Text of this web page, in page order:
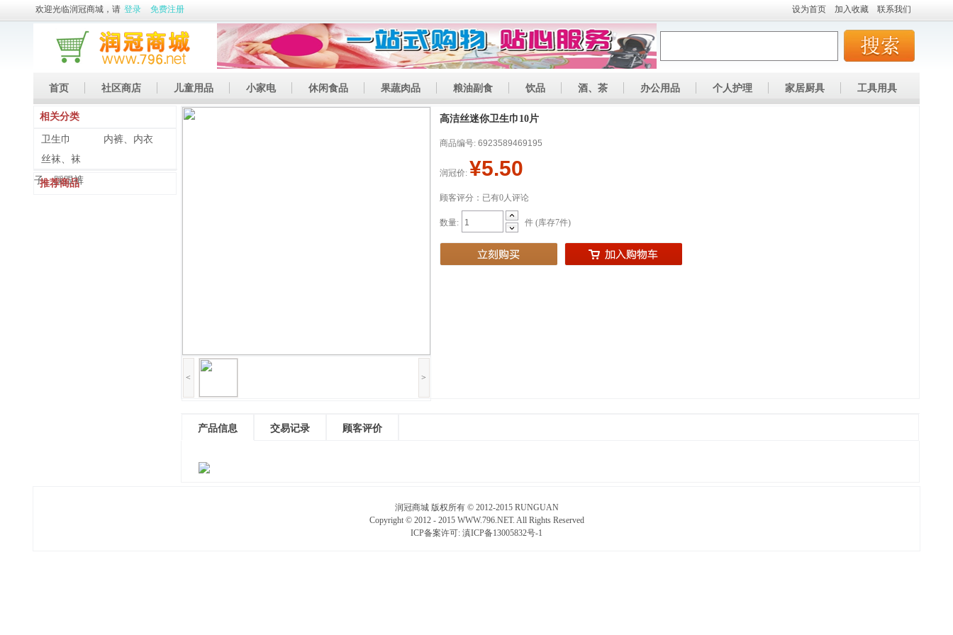
欢迎光临润冠商城，请 登录 免费注册 设为首页 加入收藏 联系我们
首页 社区商店 儿童用品 小家电 休闲食品 果蔬肉品 粮油副食 饮品 酒、茶 办公用品 个人护理 家居厨具 工具用具
休闲娱乐 土特产
相关分类
卫生巾
内裤、内衣
丝袜、袜
子、踩跟裤
推荐商品
< >
高洁丝迷你卫生巾10片
商品编号: 6923589469195
润冠价: ¥5.50
顾客评分：已有0人评论
数量: 件 (库存7件)
产品信息 交易记录 顾客评价
润冠商城 版权所有 © 2012-2015 RUNGUAN
Copyright © 2012 - 2015 WWW.796.NET. All Rights Reserved
ICP备案许可: 滇ICP备13005832号-1